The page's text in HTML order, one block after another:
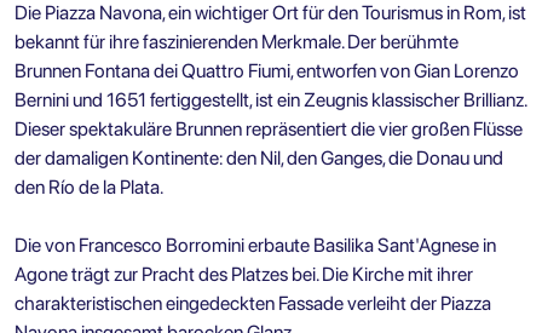
Die Piazza Navona, ein wichtiger Ort für den Tourismus in Rom, ist
bekannt für ihre faszinierenden Merkmale. Der berühmte
Brunnen Fontana dei Quattro Fiumi, entworfen von Gian Lorenzo
Bernini und 1651 fertiggestellt, ist ein Zeugnis klassischer Brillianz.
Dieser spektakuläre Brunnen repräsentiert die vier großen Flüsse
der damaligen Kontinente: den Nil, den Ganges, die Donau und
den Río de la Plata.
Die von Francesco Borromini erbaute Basilika Sant'Agnese in
Agone trägt zur Pracht des Platzes bei. Die Kirche mit ihrer
charakteristischen eingedeckten Fassade verleiht der Piazza